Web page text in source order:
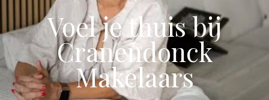
Voel je thuis bij
Cranendonck
Makelaars